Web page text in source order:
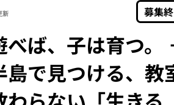
べば、子は育つ。
島で見つける、教
募集